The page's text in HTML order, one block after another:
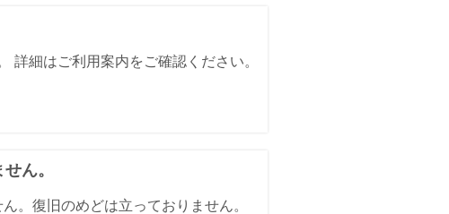
詳細はご利用案内をご確認ください。
ん。
。復旧のめどは立っておりません。